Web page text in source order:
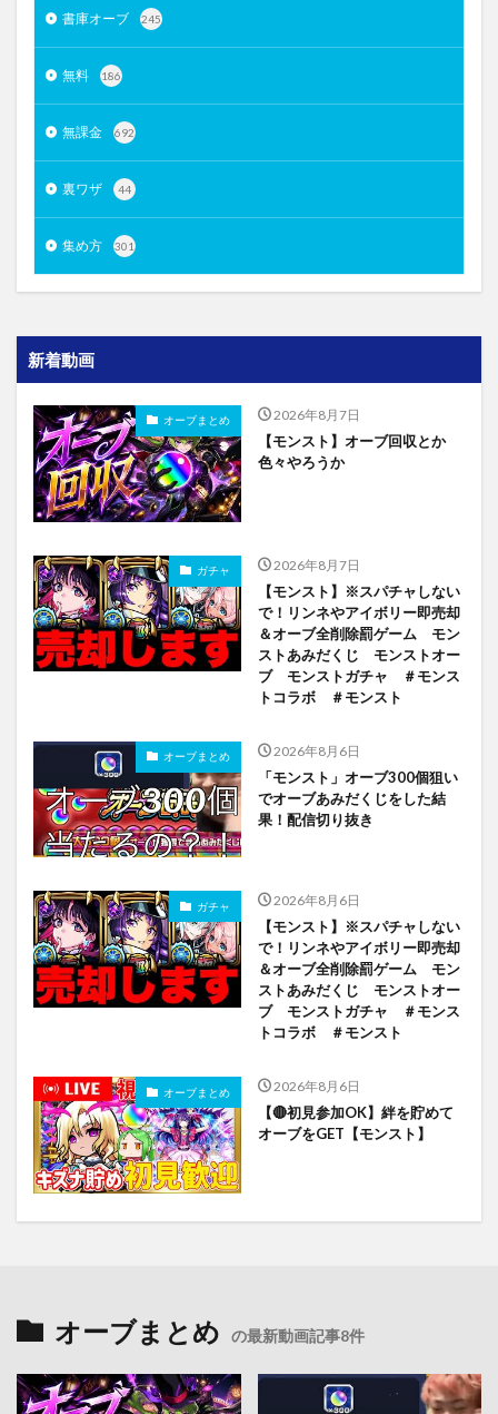
書庫オーブ 245
無料 186
無課金 692
裏ワザ 44
集め方 301
新着動画
オーブまとめ 2026年8月7日
【モンスト】オーブ回収とか
色々やろうか
ガチャ 2026年8月7日
【モンスト】※スパチャしない
で！リンネやアイボリー即売却
＆オーブ全削除罰ゲーム モン
ストあみだくじ モンストオー
ブ モンストガチャ ＃モンス
トコラボ ＃モンスト
オーブまとめ 2026年8月6日
「モンスト」オーブ300個狙い
でオーブあみだくじをした結
果！配信切り抜き
ガチャ 2026年8月6日
【モンスト】※スパチャしない
で！リンネやアイボリー即売却
＆オーブ全削除罰ゲーム モン
ストあみだくじ モンストオー
ブ モンストガチャ ＃モンス
トコラボ ＃モンスト
オーブまとめ 2026年8月6日
【🔴初見参加OK】絆を貯めて
オーブをGET【モンスト】
オーブまとめ の最新動画記事8件